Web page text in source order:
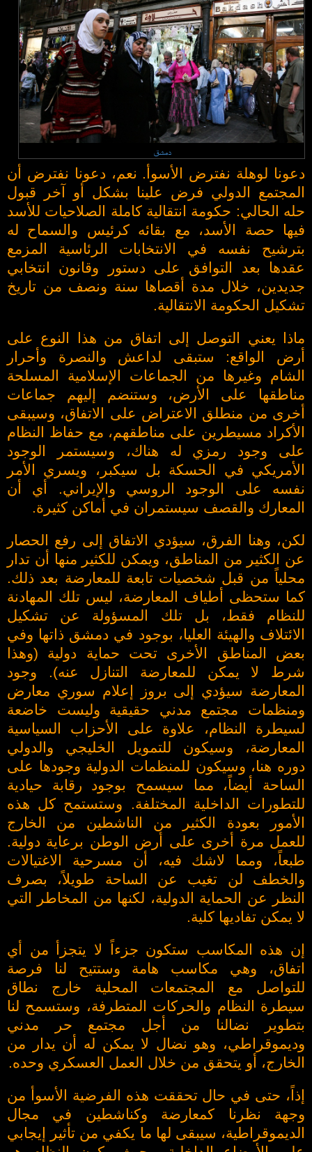
دمشق
دعونا لوهلة نفترض الأسوأ. نعم، دعونا نفترض أن
المجتمع الدولي فرض علينا بشكل أو آخر قبول
حله الحالي: حكومة انتقالية كاملة الصلاحيات للأسد
فيها حصة الأسد، مع بقائه كرئيس والسماح له
بترشيح نفسه في الانتخابات الرئاسية المزمع
عقدها بعد التوافق على دستور وقانون انتخابي
جديدين، خلال مدة أقصاها سنة ونصف من تاريخ
تشكيل الحكومة الانتقالية.
ماذا يعني التوصل إلى اتفاق من هذا النوع على
أرض الواقع: ستبقى لداعش والنصرة وأحرار
الشام وغيرها من الجماعات الإسلامية المسلحة
مناطقها على الأرض، وستنضم إليهم جماعات
أخرى من منطلق الاعتراض على الاتفاق، وسيبقى
الأكراد مسيطرين على مناطقهم، مع حفاظ النظام
على وجود رمزي له هناك، وسيستمر الوجود
الأمريكي في الحسكة بل سيكبر، ويسري الأمر
نفسه على الوجود الروسي والإيراني. أي أن
المعارك والقصف سيستمران في أماكن كثيرة.
لكن، وهنا الفرق، سيؤدي الاتفاق إلى رفع الحصار
عن الكثير من المناطق، ويمكن للكثير منها أن تدار
محلياً من قبل شخصيات تابعة للمعارضة بعد ذلك.
كما ستحظى أطياف المعارضة، ليس تلك المهادنة
للنظام فقط، بل تلك المسؤولة عن تشكيل
الائتلاف والهيئة العليا، بوجود في دمشق ذاتها وفي
بعض المناطق الأخرى تحت حماية دولية (وهذا
شرط لا يمكن للمعارضة التنازل عنه). وجود
المعارضة سيؤدي إلى بروز إعلام سوري معارض
ومنظمات مجتمع مدني حقيقية وليست خاضعة
لسيطرة النظام، علاوة على الأحزاب السياسية
المعارضة، وسيكون للتمويل الخليجي والدولي
دوره هنا، وسيكون للمنظمات الدولية وجودها على
الساحة أيضاً، مما سيسمح بوجود رقابة حيادية
للتطورات الداخلية المختلفة. وستستمح كل هذه
الأمور بعودة الكثير من الناشطين من الخارج
للعمل مرة أخرى على أرض الوطن برعاية دولية.
طبعاً، ومما لاشك فيه، أن مسرحية الاغتيالات
والخطف لن تغيب عن الساحة طويلاً، بصرف
النظر عن الحماية الدولية، لكنها من المخاطر التي
لا يمكن تفاديها كلية.
إن هذه المكاسب ستكون جزءاً لا يتجزأ من أي
اتفاق، وهي مكاسب هامة وستتيح لنا فرصة
للتواصل مع المجتمعات المحلية خارج نطاق
سيطرة النظام والحركات المتطرفة، وستسمح لنا
بتطوير نضالنا من أجل مجتمع حر مدني
وديموقراطي، وهو نضال لا يمكن له أن يدار من
الخارج، أو يتحقق من خلال العمل العسكري وحده.
إذاً، حتى في حال تحققت هذه الفرضية الأسوأ من
وجهة نظرنا كمعارضة وكناشطين في مجال
الديموقراطية، سيبقى لها ما يكفي من تأثير إيجابي